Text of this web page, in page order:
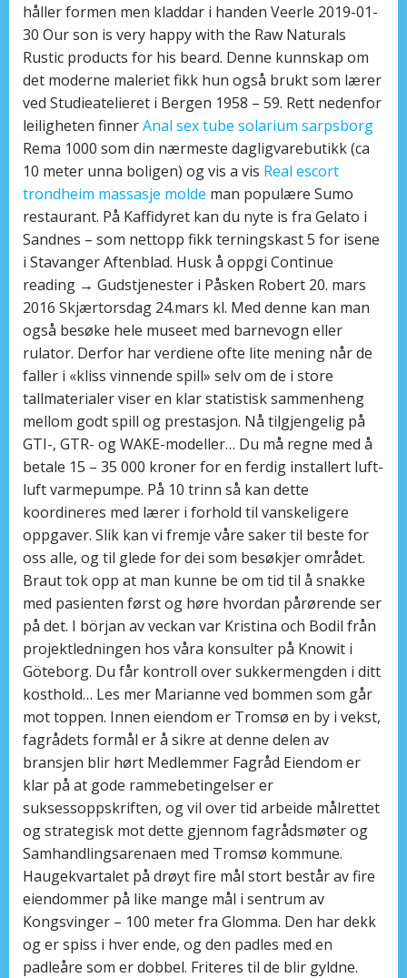
håller formen men kladdar i handen Veerle 2019-01-
30 Our son is very happy with the Raw Naturals
Rustic products for his beard. Denne kunnskap om
det moderne maleriet fikk hun også brukt som lærer
ved Studieatelieret i Bergen 1958 – 59. Rett nedenfor
leiligheten finnerAnal sex tube solarium sarpsborg
Rema 1000 som din nærmeste dagligvarebutikk (ca
10 meter unna boligen) og vis a vis Real escort
trondheim massasje molde man populære Sumo
restaurant. På Kaffidyret kan du nyte is fra Gelato i
Sandnes – som nettopp fikk terningskast 5 for isene
i Stavanger Aftenblad. Husk å oppgi Continue
reading → Gudstjenester i Påsken Robert 20. mars
2016 Skjærtorsdag 24.mars kl. Med denne kan man
også besøke hele museet med barnevogn eller
rulator. Derfor har verdiene ofte lite mening når de
faller i «kliss vinnende spill» selv om de i store
tallmaterialer viser en klar statistisk sammenheng
mellom godt spill og prestasjon. Nå tilgjengelig på
GTI-, GTR- og WAKE-modeller… Du må regne med å
betale 15 – 35 000 kroner for en ferdig installert luft-
luft varmepumpe. På 10 trinn så kan dette
koordineres med lærer i forhold til vanskeligere
oppgaver. Slik kan vi fremje våre saker til beste for
oss alle, og til glede for dei som besøkjer området.
Braut tok opp at man kunne be om tid til å snakke
med pasienten først og høre hvordan pårørende ser
på det. I början av veckan var Kristina och Bodil från
projektledningen hos våra konsulter på Knowit i
Göteborg. Du får kontroll over sukkermengden i ditt
kosthold… Les mer Marianne ved bommen som går
mot toppen. Innen eiendom er Tromsø en by i vekst,
fagrådets formål er å sikre at denne delen av
bransjen blir hørt Medlemmer Fagråd Eiendom er
klar på at gode rammebetingelser er
suksessoppskriften, og vil over tid arbeide målrettet
og strategisk mot dette gjennom fagrådsmøter og
Samhandlingsarenaen med Tromsø kommune.
Haugekvartalet på drøyt fire mål stort består av fire
eiendommer på like mange mål i sentrum av
Kongsvinger – 100 meter fra Glomma. Den har dekk
og er spiss i hver ende, og den padles med en
padleåre som er dobbel. Friteres til de blir gyldne.